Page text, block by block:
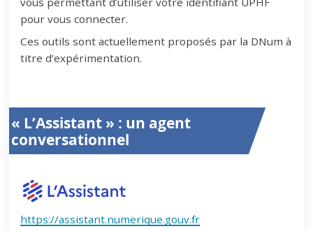
pour vous connecter.
Ces outils sont actuellement proposés par la DNum à
titre d’expérimentation.
« L’Assistant » : un agent
conversationnel
https://assistant.numerique.gouv.fr